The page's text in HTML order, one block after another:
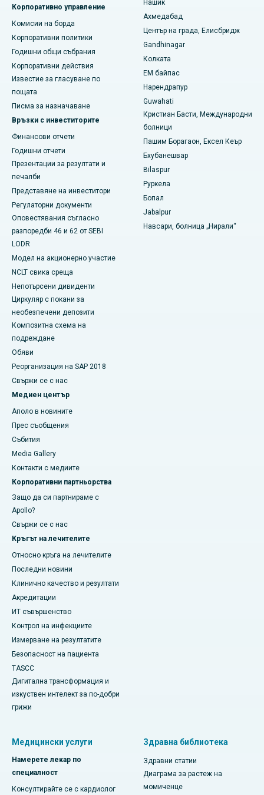
Най-добрата болница в Subhash Nagar Road, Каримнагар
Най-добрата болница в Манагари, Караикуди
Най-добрата болница в Арепали, Варангал
Най-добрата болница в колония Арера, Бхопал
Най-добрата болница в Джаянагар, Бангалор
Най-добрата болница в КК Нагар, Мадурай
Най-добрата болница в Ramji Nagar, Nellore
Най-добрата болница в Сектор-19, Руркела
Най-добрата болница в Суаргейт, Пуна
Най-добрата болница за жени с рак в Южен Делхи
Корпоративно управление
Комисии на борда
Корпоративни политики
Годишни общи събрания
Корпоративни действия
Известие за гласуване по
пощата
Писма за назначаване
Връзки с инвеститорите
Финансови отчети
Годишни отчети
Презентации за резултати и
печалби
Представяне на инвеститори
Регулаторни документи
Оповестявания съгласно
разпоредби 46 и 62 от SEBI
LODR
Модел на акционерно участие
NCLT свика среща
Непотърсени дивиденти
Циркуляр с покани за
необезпечени депозити
Композитна схема на
подреждане
Обяви
Реорганизация на SAP 2018
Свържи се с нас
Медиен център
Аполо в новините
Прес съобщения
Събития
Media Gallery
​​​​​Контакти с медиите
Корпоративни партньорства
Защо да си партнираме с
Apollo?
Свържи се с нас
Кръгът на лечителите
Относно кръга на лечителите
Последни новини
Клинично качество и резултати
Акредитации
ИТ съвършенство
Контрол на инфекциите
Измерване на резултатите
Безопасност на пациента
TASCC
Дигитална трансформация и
изкуствен интелект за по-добри
грижи
Нашик
Ахмедабад
Център на града, Елисбридж
Gandhinagar
Колката
EM байпас
Нарендрапур
Guwahati
Кристиан Басти, Международни
болници
Пашим Борагаон, Ексел Кеър
Бхубанешвар
Bilaspur
Руркела
Бопал
Jabalpur
Навсари, болница „Нирали“
Медицински услуги
Намерете лекар по
специалност
Консултирайте се с кардиолог
Здравна библиотека
Здравни статии
Диаграма за растеж на
момиченце